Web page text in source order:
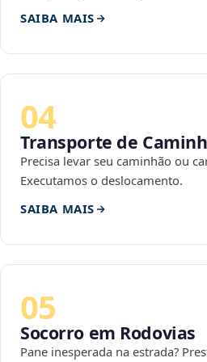
SAIBA MAIS
04
Transporte de
Precisa levar seu caminhão ou
Executamos o deslocamento.
SAIBA MAIS
05
Socorro em Rodovias
Pane inesperada na estrada?